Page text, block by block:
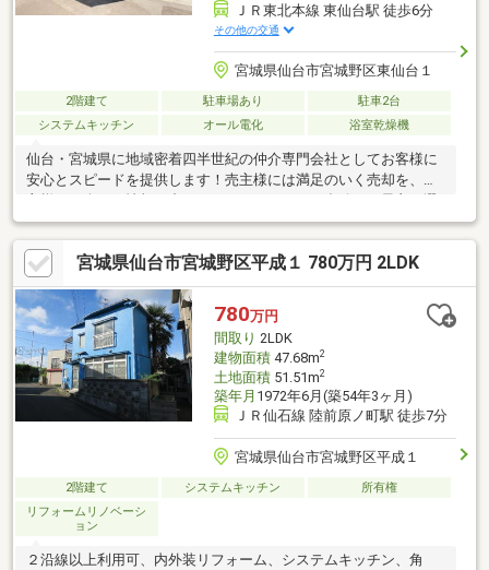
ＪＲ東北本線 東仙台駅 徒歩6分
その他の交通
宮城県仙台市宮城野区東仙台１
2階建て 駐車場あり
駐車2台
システムキッチン
オール電化 浴室乾燥機
仙台・宮城県に地域密着四半世紀の仲介専門会社としてお客様に
安心とスピードを提供します！売主様には満足のいく売却を、買
主様には全ての情報の中からライフスタイルに合致した最良の選
択をご提案させて頂きます！
宮城県仙台市宮城野区平成１ 780万円 2LDK
780万円
間取り 2LDK
建物面積47.68m2
土地面積51.51m2
築年月 1972年6月(築54年3ヶ月)
ＪＲ仙石線 陸前原ノ町駅 徒歩7分
宮城県仙台市宮城野区平成１
2階建て システムキッチン
所有権
リフォームリノベーシ
ョン
２沿線以上利用可、内外装リフォーム、システムキッチン、角